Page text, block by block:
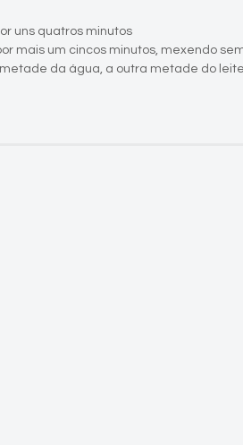
uns quatros minutos
mais um cincos minutos, mexendo
da água, a outra metade do